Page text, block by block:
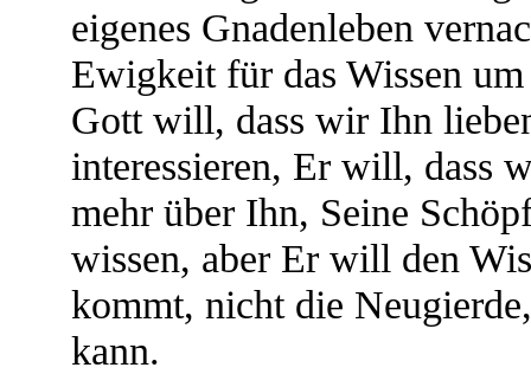
eigenes Gnadenleben
Ewigkeit für das Wissen
Gott will, dass wir Ihn
interessieren, Er will, dass
mehr über Ihn, Seine
wissen, aber Er will den
kommt, nicht die
kann.